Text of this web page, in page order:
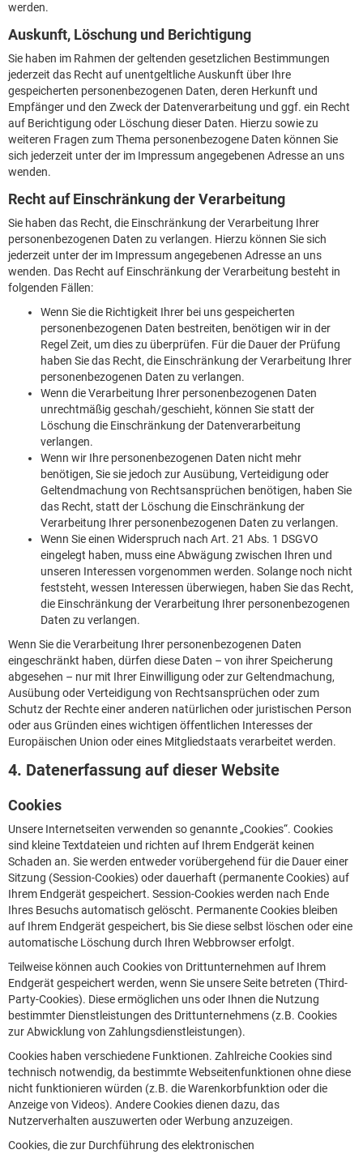
werden.
Auskunft, Löschung und Berichtigung
Sie haben im Rahmen der geltenden gesetzlichen Bestimmungen
jederzeit das Recht auf unentgeltliche Auskunft über Ihre
gespeicherten personenbezogenen Daten, deren Herkunft und
Empfänger und den Zweck der Datenverarbeitung und ggf. ein Recht
auf Berichtigung oder Löschung dieser Daten. Hierzu sowie zu
weiteren Fragen zum Thema personenbezogene Daten können Sie
sich jederzeit unter der im Impressum angegebenen Adresse an uns
wenden.
Recht auf Einschränkung der Verarbeitung
Sie haben das Recht, die Einschränkung der Verarbeitung Ihrer
personenbezogenen Daten zu verlangen. Hierzu können Sie sich
jederzeit unter der im Impressum angegebenen Adresse an uns
wenden. Das Recht auf Einschränkung der Verarbeitung besteht in
folgenden Fällen:
Wenn Sie die Richtigkeit Ihrer bei uns gespeicherten
personenbezogenen Daten bestreiten, benötigen wir in der
Regel Zeit, um dies zu überprüfen. Für die Dauer der Prüfung
haben Sie das Recht, die Einschränkung der Verarbeitung Ihrer
personenbezogenen Daten zu verlangen.
Wenn die Verarbeitung Ihrer personenbezogenen Daten
unrechtmäßig geschah/geschieht, können Sie statt der
Löschung die Einschränkung der Datenverarbeitung
verlangen.
Wenn wir Ihre personenbezogenen Daten nicht mehr
benötigen, Sie sie jedoch zur Ausübung, Verteidigung oder
Geltendmachung von Rechtsansprüchen benötigen, haben Sie
das Recht, statt der Löschung die Einschränkung der
Verarbeitung Ihrer personenbezogenen Daten zu verlangen.
Wenn Sie einen Widerspruch nach Art. 21 Abs. 1 DSGVO
eingelegt haben, muss eine Abwägung zwischen Ihren und
unseren Interessen vorgenommen werden. Solange noch nicht
feststeht, wessen Interessen überwiegen, haben Sie das Recht,
die Einschränkung der Verarbeitung Ihrer personenbezogenen
Daten zu verlangen.
Wenn Sie die Verarbeitung Ihrer personenbezogenen Daten
eingeschränkt haben, dürfen diese Daten – von ihrer Speicherung
abgesehen – nur mit Ihrer Einwilligung oder zur Geltendmachung,
Ausübung oder Verteidigung von Rechtsansprüchen oder zum
Schutz der Rechte einer anderen natürlichen oder juristischen Person
oder aus Gründen eines wichtigen öffentlichen Interesses der
Europäischen Union oder eines Mitgliedstaats verarbeitet werden.
4. Datenerfassung auf dieser Website
Cookies
Unsere Internetseiten verwenden so genannte „Cookies“. Cookies
sind kleine Textdateien und richten auf Ihrem Endgerät keinen
Schaden an. Sie werden entweder vorübergehend für die Dauer einer
Sitzung (Session-Cookies) oder dauerhaft (permanente Cookies) auf
Ihrem Endgerät gespeichert. Session-Cookies werden nach Ende
Ihres Besuchs automatisch gelöscht. Permanente Cookies bleiben
auf Ihrem Endgerät gespeichert, bis Sie diese selbst löschen oder eine
automatische Löschung durch Ihren Webbrowser erfolgt.
Teilweise können auch Cookies von Drittunternehmen auf Ihrem
Endgerät gespeichert werden, wenn Sie unsere Seite betreten (Third-
Party-Cookies). Diese ermöglichen uns oder Ihnen die Nutzung
bestimmter Dienstleistungen des Drittunternehmens (z.B. Cookies
zur Abwicklung von Zahlungsdienstleistungen).
Cookies haben verschiedene Funktionen. Zahlreiche Cookies sind
technisch notwendig, da bestimmte Webseitenfunktionen ohne diese
nicht funktionieren würden (z.B. die Warenkorbfunktion oder die
Anzeige von Videos). Andere Cookies dienen dazu, das
Nutzerverhalten auszuwerten oder Werbung anzuzeigen.
Cookies, die zur Durchführung des elektronischen